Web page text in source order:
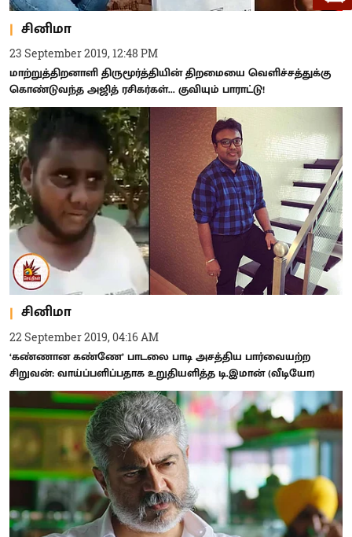
சினிமா
23 September 2019, 12:48 PM
மாற்றுத்திறனாளி திருமூர்த்தியின் திறமையை வெளிச்சத்துக்கு
கொண்டுவந்த அஜித் ரசிகர்கள்... குவியும் பாராட்டு!
சினிமா
22 September 2019, 04:16 AM
‘கண்ணான கண்ணே’ பாடலை பாடி அசத்திய பார்வையற்ற
சிறுவன்: வாய்ப்பளிப்பதாக உறுதியளித்த டி.இமான் (வீடியோ)